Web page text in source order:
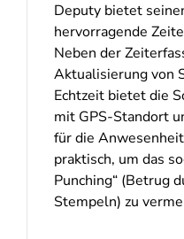
Deputy bietet
hervorragende
Neben der
Aktualisierung von
Echtzeit bietet die
mit GPS-Standort
für die
praktisch, um das
Punching“ (Betrug
Stempeln) zu